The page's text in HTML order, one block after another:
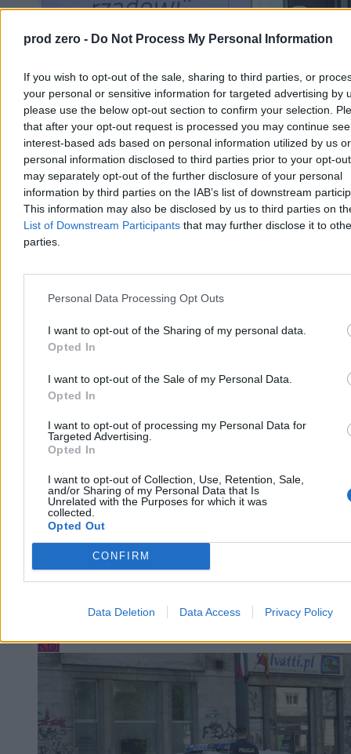
prod zero - Do Not Process My Personal Information
If you wish to opt-out of the sale, sharing to third parties, or
your personal or sensitive information for targeted advertising by
please use the below opt-out section to confirm your selection.
that after your opt-out request is processed you may continue
interest-based ads based on personal information utilized by us or
personal information disclosed to third parties prior to your opt-
may separately opt-out of the further disclosure of your personal
information by third parties on the IAB’s list of downstream
This information may also be disclosed by us to third parties on
List of Downstream Participants that may further disclose it to
parties.
Personal Data Processing Opt Outs
I want to opt-out of the Sharing of my personal data.
Opted In
I want to opt-out of the Sale of my Personal Data.
Opted In
I want to opt-out of processing my Personal Data for
Targeted Advertising.
Opted In
I want to opt-out of Collection, Use, Retention, Sale,
and/or Sharing of my Personal Data that Is
Unrelated with the Purposes for which it was
collected.
Opted Out
CONFIRM
Data Deletion Data Access Privacy Policy
PiS szuka nowego otwarcia. Konferencja
programowa w rocznicę prezydentury
Nawrockiego
Pod hasłem „Ku nowemu rządowi” Prawo i Sprawiedliwość
zorganizowało konferencję programową partii, która zbiegła się z
wydarzenia głos zabrali m.in. Jarosław Kaczyński i Przemysław
Czarnek. Sytuację ugrupowania i rosnącą konkurencję na prawej
stronie sceny politycznej komentuje dla nas dr hab. Piotr Borowiec z
Tomasz Pałasz
Dzisiaj 16:26
Reklama
Kraj